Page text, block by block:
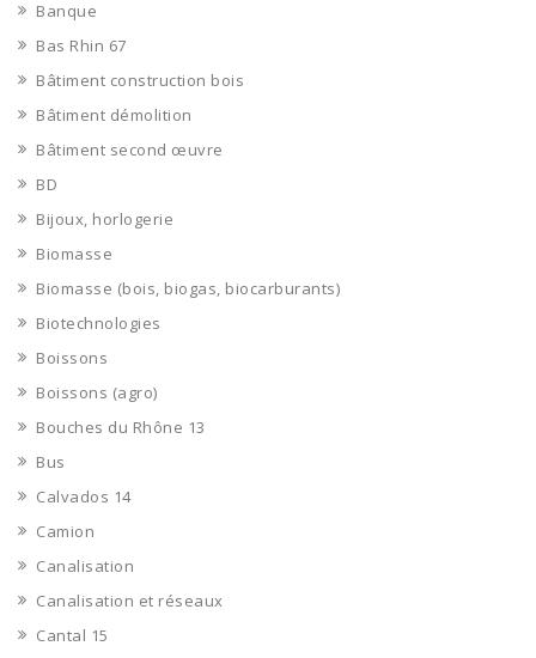
Banque
Bas Rhin 67
Bâtiment construction bois
Bâtiment démolition
Bâtiment second œuvre
BD
Bijoux, horlogerie
Biomasse
Biomasse (bois, biogas, biocarburants)
Biotechnologies
Boissons
Boissons (agro)
Bouches du Rhône 13
Bus
Calvados 14
Camion
Canalisation
Canalisation et réseaux
Cantal 15